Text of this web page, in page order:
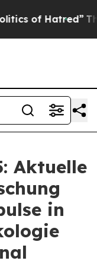
The Story
Aktuelle
in